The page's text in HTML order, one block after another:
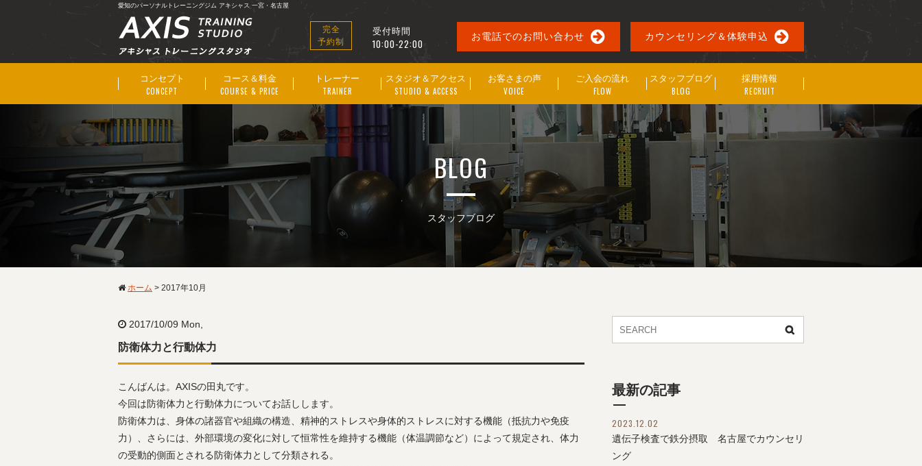
愛知のパーソナルトレーニングジム アキシャス 一宮・名古屋
完全
予約制
受付時間
10:00-22:00
お電話でのお問い合わせ カウンセリング＆体験申込
コンセプト
CONCEPT
コース＆料金
COURSE & PRICE
トレーナー
TRAINER
スタジオ＆アクセス
STUDIO & ACCESS
お客さまの声
VOICE
ご入会の流れ
FLOW
スタッフブログ
BLOG
採用情報
RECRUIT
BLOG
スタッフブログ
ホーム > 2017年10月
2017/10/09 Mon,
防衛体力と行動体力
こんばんは。AXISの田丸です。
今回は防衛体力と行動体力についてお話しします。
防衛体力は、身体の諸器官や組織の構造、精神的ストレスや身体的ストレスに対する機能（抵抗力や免疫
力）、さらには、外部環境の変化に対して恒常性を維持する機能（体温調節など）によって規定され、体力
の受動的側面とされる防衛体力として分類される。
最新の記事
2023.12.02
遺伝子検査で鉄分摂取 名古屋でカウンセリ
ング